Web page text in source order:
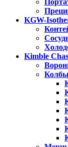
KGW-
Kimble
Колбы